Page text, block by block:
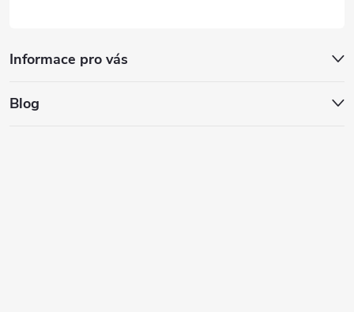
Informace pro vás
Blog